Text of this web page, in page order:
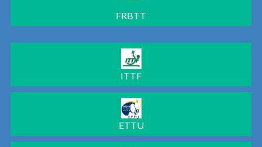
FRBTT
ITTF
ETTU